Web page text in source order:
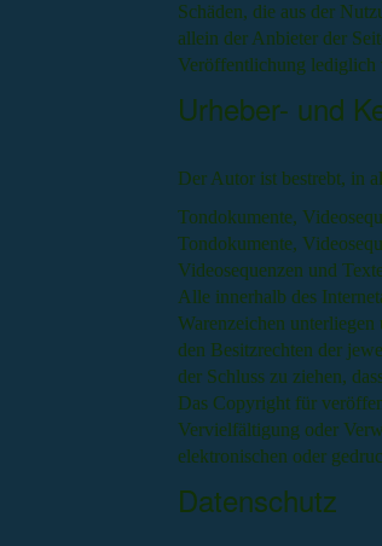
Schäden, die aus der
allein der Anbieter der
Veröffentlichung lediglich
Urheber- und
Der Autor ist bestrebt, in
Tondokumente,
Tondokumente,
Videosequenzen und
Alle innerhalb des
Warenzeichen
den Besitzrechten der
der Schluss zu ziehen,
Das Copyright für
Vervielfältigung oder
elektronischen oder
Datenschutz